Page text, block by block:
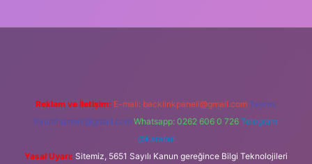
Reklam ve İletişim: E-mail: backlinkpaneli@gmail.com Teams:
forumhizmeti@gmail.com Whatsapp: 0262 606 0 726 Telegram:
@karabul
Yasal Uyarı: Sitemiz, 5651 Sayılı Kanun gereğince Bilgi Teknolojileri